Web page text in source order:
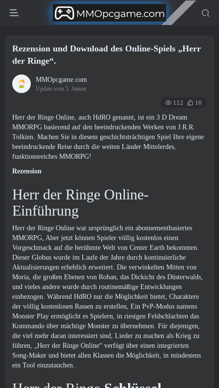
Rezension und Download des Online-Spiels „Herr
der Ringe“.
MMOpcgame.com
Update vom 5. Januar
112
10
Herr der Ringe Online, auch HdRO genannt, ist ein 3 D Dream
MMORPG basierend auf den beeindruckenden Werken von J.R.R.
Tolkien. Machen Sie in diesem geschichtsträchtigen Spiel Ihre eigene
beeindruckende Reise durch die weiten Länder Mittelerdes,
funktionsreiches MMORPG!
Rezension
Herr der Ringe Online-
Einführung
Herr der Ringe Online war ursprünglich ein abonnementbasiertes
MMORPG, Aber jetzt können Spieler völlig kostenlos einen
Vorgeschmack auf die berühmte Welt von Center Earth bekommen.
Dieser Globus wurde im Laufe der Jahre durch kontinuierliche
Aktualisierungen erheblich erweitert. Die verwinkelten Mitten von
Moria, die großen Ebenen von Rohan, das Dickicht des Düsterwalds,
und vieles andere wurde durch routinemäßige Entwicklungen
einbezogen. Während HdRO nur die Möglichkeit bietet, Charaktere
der völlig kostenlosen Rassen zu erstellen, Ein PvP-Modus namens
Monster Play ermöglicht es Spielern, in riesigen Feldschlachten das
Kommando über mächtige Monster zu übernehmen. Für diejenigen,
die viel mehr daran interessiert sind, Lieder zu machen als Krieg zu
führen, „Herr der Ringe Online“ verfügt über einen integrierten
Song-Maker und bietet allen Klassen die Möglichkeit, in mindestens
ein Tool einzutauchen.